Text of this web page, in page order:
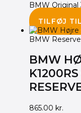
BMW Original
TILFØJ
BMW
BMW
865.00 kr.